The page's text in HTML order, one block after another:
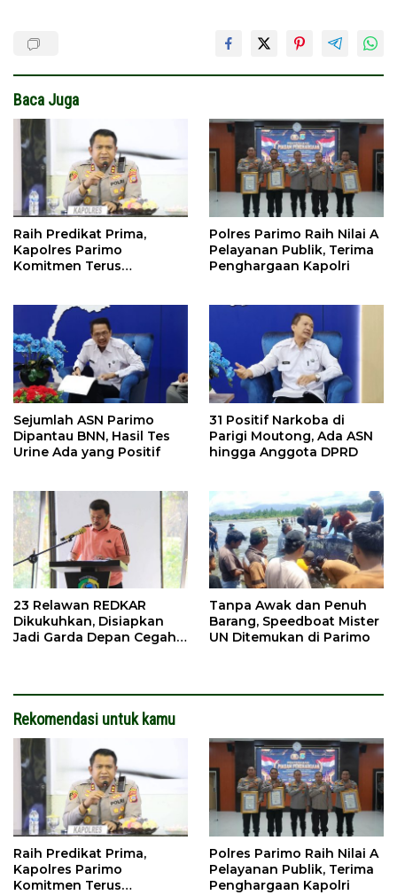
Baca Juga
Raih Predikat Prima,
Kapolres Parimo
Komitmen Terus
Polres Parimo Raih Nilai A
Pelayanan Publik, Terima
Penghargaan Kapolri
Sejumlah ASN Parimo
Dipantau BNN, Hasil Tes
Urine Ada yang Positif
31 Positif Narkoba di
Parigi Moutong, Ada ASN
hingga Anggota DPRD
23 Relawan REDKAR
Dikukuhkan, Disiapkan
Jadi Garda Depan Cegah
Tanpa Awak dan Penuh
Barang, Speedboat Mister
UN Ditemukan di Parimo
Rekomendasi untuk kamu
Raih Predikat Prima,
Kapolres Parimo
Komitmen Terus
Polres Parimo Raih Nilai A
Pelayanan Publik, Terima
Penghargaan Kapolri